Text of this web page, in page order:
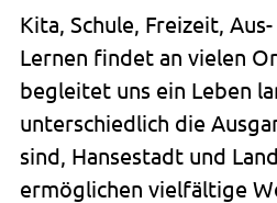
Kita, Schule, Freizeit,
Lernen findet an vielen
begleitet uns ein Leben
unterschiedlich die
sind, Hansestadt und
ermöglichen vielfältige